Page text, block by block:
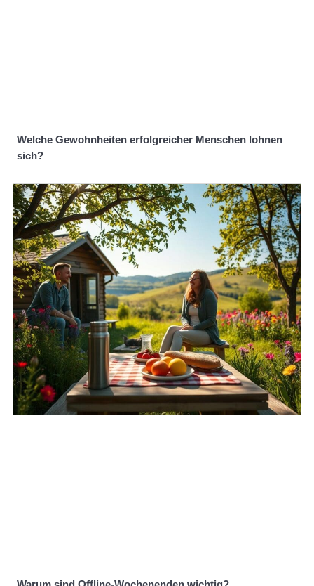
Welche Gewohnheiten erfolgreicher Menschen lohnen
sich?